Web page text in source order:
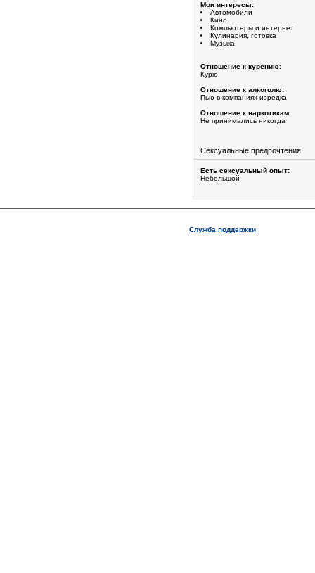
Мои интересы:
Автомобили
Кино
Компьютеры и интернет
Кулинария, готовка
Музыка
Отношение к курению:
Курю
Отношение к алкоголю:
Пью в компаниях изредка
Отношение к наркотикам:
Не принимались никогда
Сексуальные предпочтения
Есть сексуальный опыт:
Небольшой
Служба поддержки